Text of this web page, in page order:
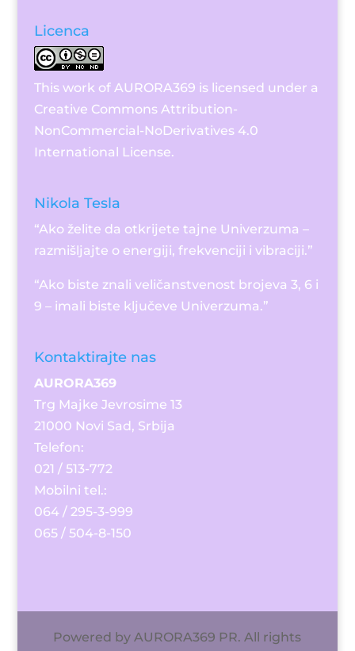
Licenca
This work of AURORA369 is licensed under a
Creative Commons Attribution-
NonCommercial-NoDerivatives 4.0
International License.
Nikola Tesla
“Ako želite da otkrijete tajne Univerzuma –
razmišljajte o energiji, frekvenciji i vibraciji.”
“Ako biste znali veličanstvenost brojeva 3, 6 i
9 – imali biste ključeve Univerzuma.”
Kontaktirajte nas
AURORA369
Trg Majke Jevrosime 13
21000 Novi Sad, Srbija
Telefon:​
021 / 513-772
Mobilni tel.:
064 / 295-3-999
065 / 504-8-150
Powered by AURORA369 PR. All rights